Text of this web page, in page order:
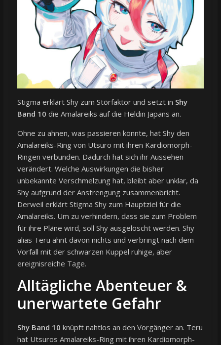
Stigma erklärt Shy zum Störfaktor und setzt in Shy
Band 10 die Amalareiks auf die Heldin Japans an.
Ohne zu ahnen, was passieren könnte, hat Shy den
Amalareiks-Ring von Utsuro mit ihren Kardiomorph-
Ringen verbunden. Dadurch hat sich ihr Aussehen
verändert. Welche Auswirkungen die bisher
unbekannte Verschmelzung hat, bleibt aber unklar, da
Shy aufgrund der Anstrengung zusammenbricht.
Derweil erklärt Stigma Shy zum Hauptziel für die
Amalareiks. Um zu verhindern, dass sie zum Problem
für ihre Pläne wird, soll Shy ausgelöscht werden. Shy
alias Teru ahnt davon nichts und verbringt nach dem
Vorfall mit der schwarzen Kuppel ruhige, aber
ereignisreiche Tage.
Alltägliche Abenteuer &
unerwartete Gefahr
Shy Band 10 knüpft nahtlos an den Vorgänger an. Teru
hat Utsuros Amalareiks-Ring mit ihren Kardiomorph-